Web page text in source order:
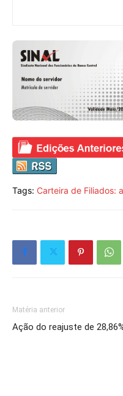
Tags: Carteira de Filiados:
Matéria anterior
Ação do reajuste de